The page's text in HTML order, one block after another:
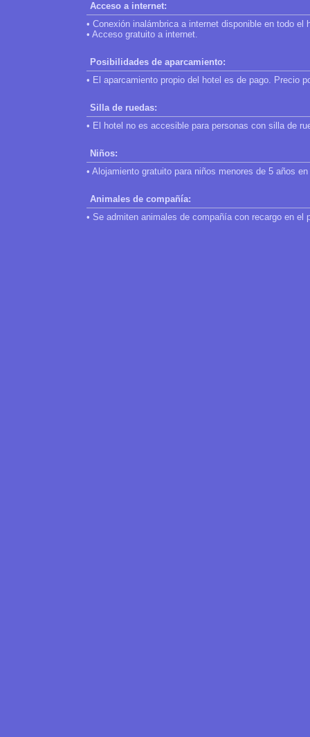
Acceso a internet:
• Conexión inalámbrica a internet disponible en todo el
• Acceso gratuito a internet.
Posibilidades de aparcamiento:
• El aparcamiento propio del hotel es de pago. Precio
Silla de ruedas:
• El hotel no es accesible para personas con silla de
Niños:
• Alojamiento gratuito para niños menores de 5 años
Animales de compañía:
• Se admiten animales de compañía con recargo en el